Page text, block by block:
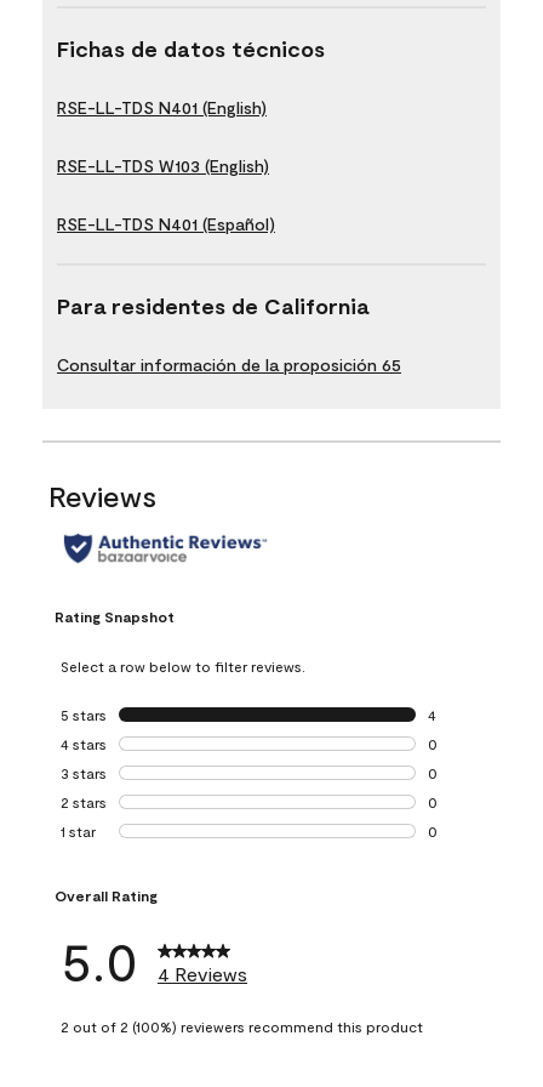
Fichas de datos técnicos
RSE-LL-TDS N401 (English)
RSE-LL-TDS W103 (English)
RSE-LL-TDS N401 (Español)
Para residentes de California
Consultar información de la proposición 65
Reviews
Rating Snapshot
Select a row below to filter reviews.
5 stars stars
4
4 reviews with 5
4 stars stars
0
0 reviews with 4
3 stars stars
0
0 reviews with 3
2 stars stars
0
0 reviews with 2
1 star stars
0
Overall Rating
5.0 4 Reviews
2 out of 2 (100%) reviewers recommend this product